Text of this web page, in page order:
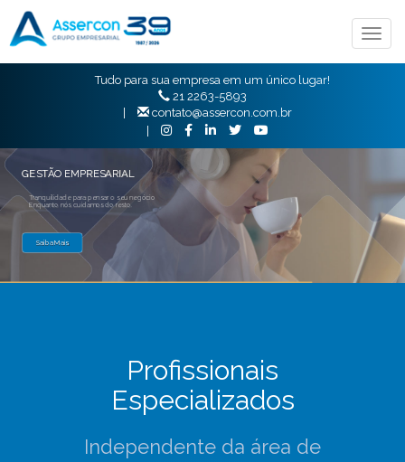
Tudo para sua empresa em um único lugar!
21 2263-5893
contato@assercon.com.br
GESTÃO EMPRESARIAL
Tranquilidade para pensar o seu negócio
Enquanto nós cuidamos do resto.
Saiba Mais
Profissionais
Especializados
Independente da área de